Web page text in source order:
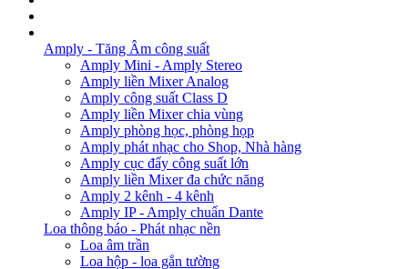
Amply - Tăng Âm công suất
Amply Mini - Amply Stereo
Amply liền Mixer Analog
Amply công suất Class D
Amply liền Mixer chia vùng
Amply phòng học, phòng họp
Amply phát nhạc cho Shop, Nhà hàng
Amply cục đẩy công suất lớn
Amply liền Mixer đa chức năng
Amply 2 kênh - 4 kênh
Amply IP - Amply chuẩn Dante
Loa thông báo - Phát nhạc nền
Loa âm trần
Loa hộp - loa gắn tường